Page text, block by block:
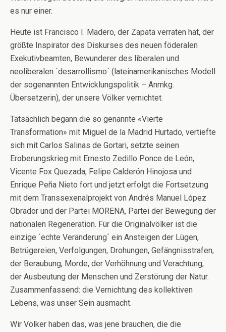
es nur einer.
Heute ist Francisco I. Madero, der Zapata verraten hat, der
größte Inspirator des Diskurses des neuen föderalen
Exekutivbeamten, Bewunderer des liberalen und
neoliberalen ´desarrollismo´ (lateinamerikanisches Modell
der sogenannten Entwicklungspolitik – Anmkg.
Übersetzerin), der unsere Völker vernichtet.
Tatsächlich begann die so genannte «Vierte
Transformation» mit Miguel de la Madrid Hurtado, vertiefte
sich mit Carlos Salinas de Gortari, setzte seinen
Eroberungskrieg mit Ernesto Zedillo Ponce de León,
Vicente Fox Quezada, Felipe Calderón Hinojosa und
Enrique Peña Nieto fort und jetzt erfolgt die Fortsetzung
mit dem Transsexenalprojekt von Andrés Manuel López
Obrador und der Partei MORENA, Partei der Bewegung der
nationalen Regeneration. Für die Originalvölker ist die
einzige ´echte Veränderung´ ein Ansteigen der Lügen,
Betrügereien, Verfolgungen, Drohungen, Gefängnisstrafen,
der Beraubung, Morde, der Verhöhnung und Verachtung,
der Ausbeutung der Menschen und Zerstörung der Natur.
Zusammenfassend: die Vernichtung des kollektiven
Lebens, was unser Sein ausmacht.
Wir Völker haben das, was jene brauchen, die die